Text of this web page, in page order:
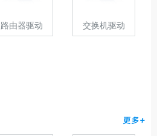
路由器驱动 交换机驱动
更多+